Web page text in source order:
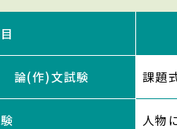
論(作)文試験 課題
人物